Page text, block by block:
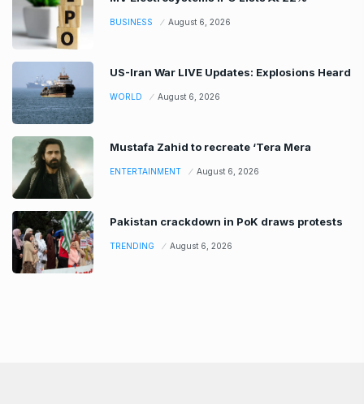
BUSINESS August 6, 2026
US-Iran War LIVE Updates: Explosions Heard
WORLD August 6, 2026
Mustafa Zahid to recreate ‘Tera Mera
ENTERTAINMENT August 6, 2026
Pakistan crackdown in PoK draws protests
TRENDING August 6, 2026